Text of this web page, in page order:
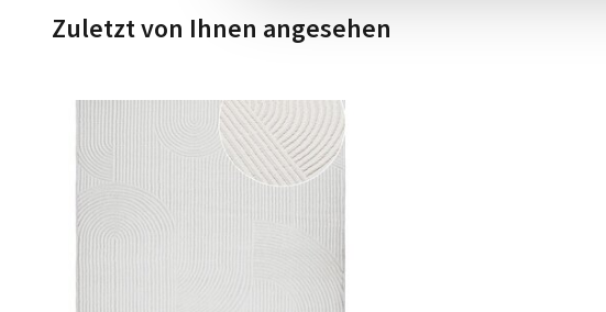
Zuletzt von Ihnen angesehen